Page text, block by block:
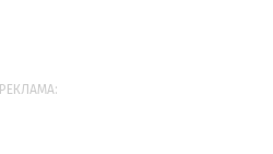
РЕКЛАМА: